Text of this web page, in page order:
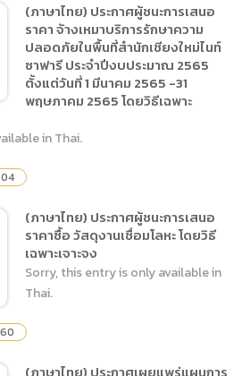
(ภาษาไทย) ประกาศผู้ชนะการเสนอ
ราคา จ้างเหมาบริการรักษาความ
ปลอดภัยในพื้นที่สำนักเชียงใหม่ไนท์
ซาฟารี ประจำปีงบประมาณ 2565
ตั้งแต่วันที่ 1 มีนาคม 2565 -31
พฤษภาคม 2565 โดยวิธีเฉพาะ
in Thai.
(ภาษาไทย) ประกาศผู้ชนะการเสนอ
ราคาซื้อ วัสดุงานเชื่อมโลหะ โดยวิธี
เฉพาะเจาะจง
Sorry, this entry is only available in
Thai.